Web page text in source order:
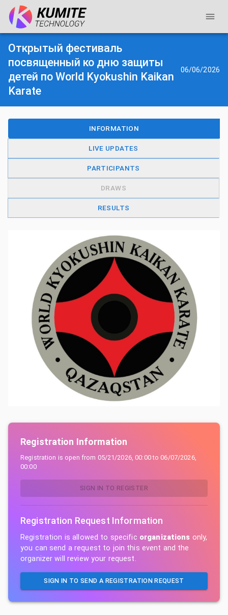
Открытый фестиваль
посвященный ко дню защиты
детей по World Kyokushin Kaikan
Karate
06/06/2026
INFORMATION
LIVE UPDATES
PARTICIPANTS
DRAWS
RESULTS
Registration Information
Registration is open from 05/21/2026, 00:00to 06/07/2026,
00:00
SIGN IN TO REGISTER
Registration Request Information
Registration is allowed to specific organizations only,
you can send a request to join this event and the
organizer will review your request.
SIGN IN TO SEND A REGISTRATION REQUEST